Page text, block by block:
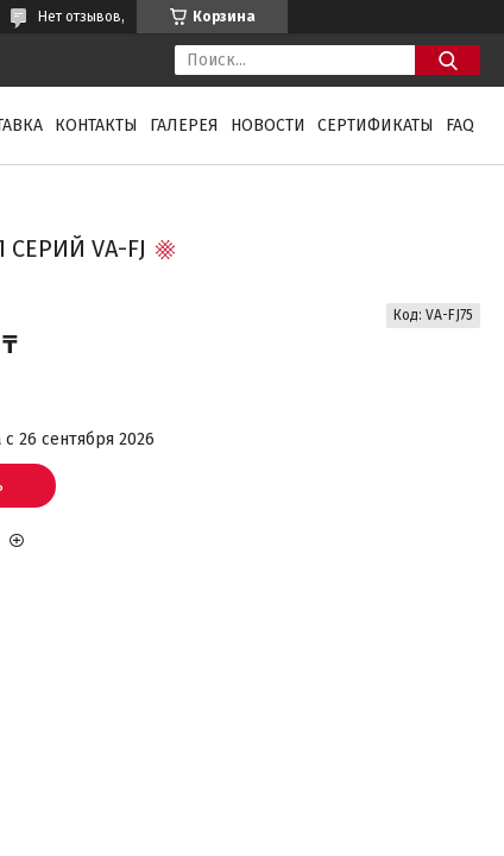
Корзина
Нет отзывов,
КОНТАКТЫ ГАЛЕРЕЯ НОВОСТИ СЕРТИФИКАТЫ FAQ
VA-FJ
Код: VA-FJ75
26 сентября 2026